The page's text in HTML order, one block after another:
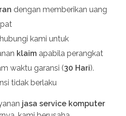
dengan memberikan uang
kami untuk
klaim apabila perangkat
waktu garansi (30 Hari).
tidak berlaku
jasa service komputer